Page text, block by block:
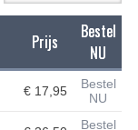
Prijs
Bestel
NU
€ 17,95
Bestel
NU
Bestel